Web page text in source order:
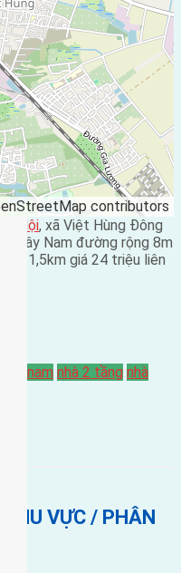
contributors
Nội, xã Việt Hùng Đông
Tây Nam đường rộng 8m
1,5km giá 24 triệu liên
tây nam nhà 2 tầng nhà
KHU VỰC / PHÂN